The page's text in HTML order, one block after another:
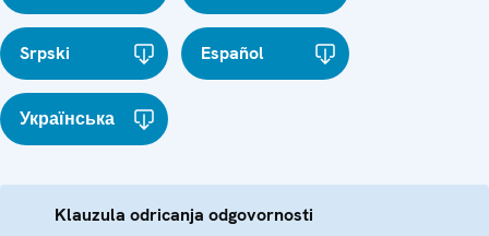
Srpski Español
Українська
Klauzula odricanja odgovornosti